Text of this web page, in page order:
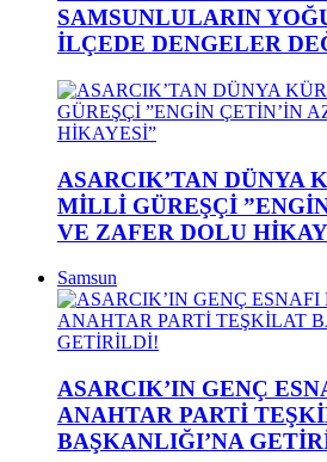
SAMSUNLULARIN
İLÇEDE DENGELER
ASARCIK’TAN DÜNYA
MİLLİ GÜREŞÇİ
VE ZAFER DOLU
Samsun
ASARCIK’IN GENÇ
ANAHTAR PARTİ
BAŞKANLIĞI’NA